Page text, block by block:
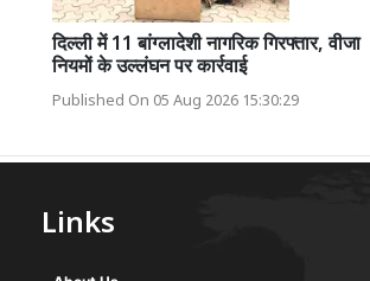
दिल्ली में 11 बांग्लादेशी नागरिक गिरफ्तार, वीजा
नियमों के उल्लंघन पर कार्रवाई
Published On 05 Aug 2026 15:30:29
Links